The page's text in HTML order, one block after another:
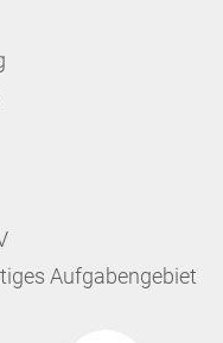
Aufgabengebiet